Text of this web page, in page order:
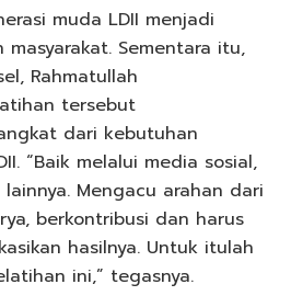
muda LDII menjadi
Sementara itu,
Rahmatullah
tersebut
dari kebutuhan
“Baik melalui media sosial,
Mengacu arahan dari
berkontribusi dan harus
hasilnya. Untuk itulah
ini,” tegasnya.